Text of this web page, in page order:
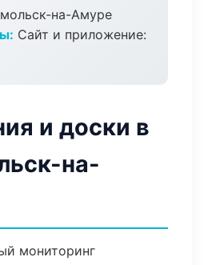
на-Амуре
Сайт и приложение:
и доски в
на-
мониторинг